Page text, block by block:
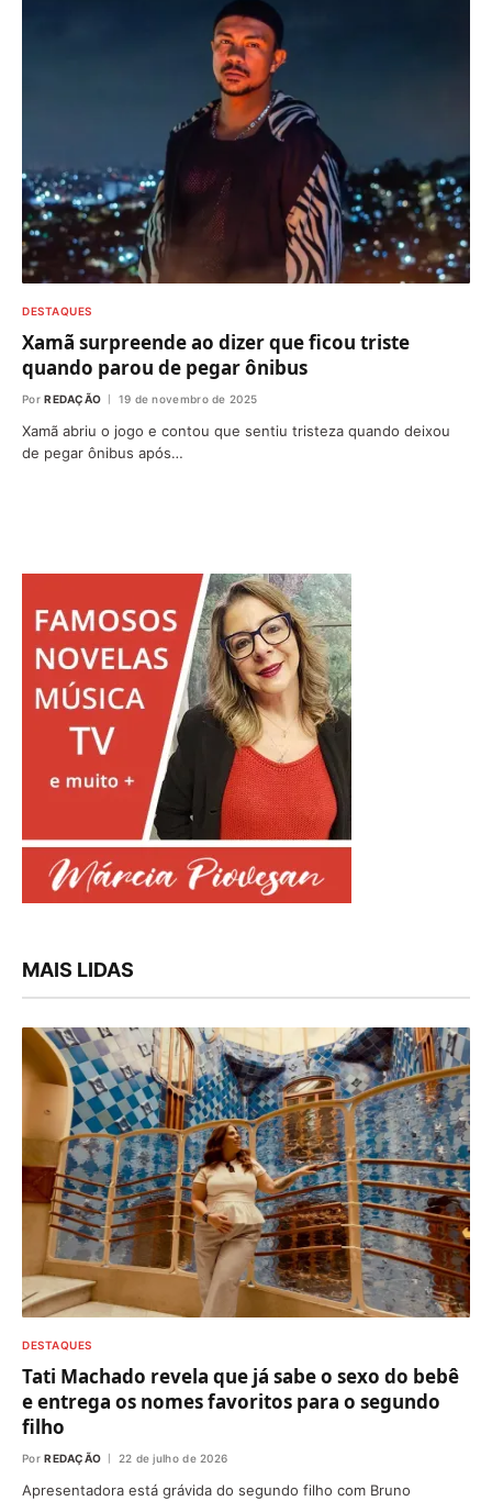
DESTAQUES
Xamã surpreende ao dizer que ficou triste
quando parou de pegar ônibus
Por REDAÇÃO 19 de novembro de 2025
Xamã abriu o jogo e contou que sentiu tristeza quando deixou
de pegar ônibus após…
MAIS LIDAS
DESTAQUES
Tati Machado revela que já sabe o sexo do bebê
e entrega os nomes favoritos para o segundo
filho
Por REDAÇÃO 22 de julho de 2026
Apresentadora está grávida do segundo filho com Bruno